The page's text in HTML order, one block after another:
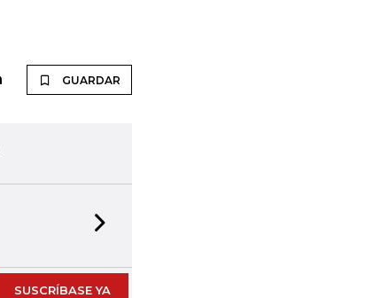
GUARDAR
SUSCRÍBASE YA